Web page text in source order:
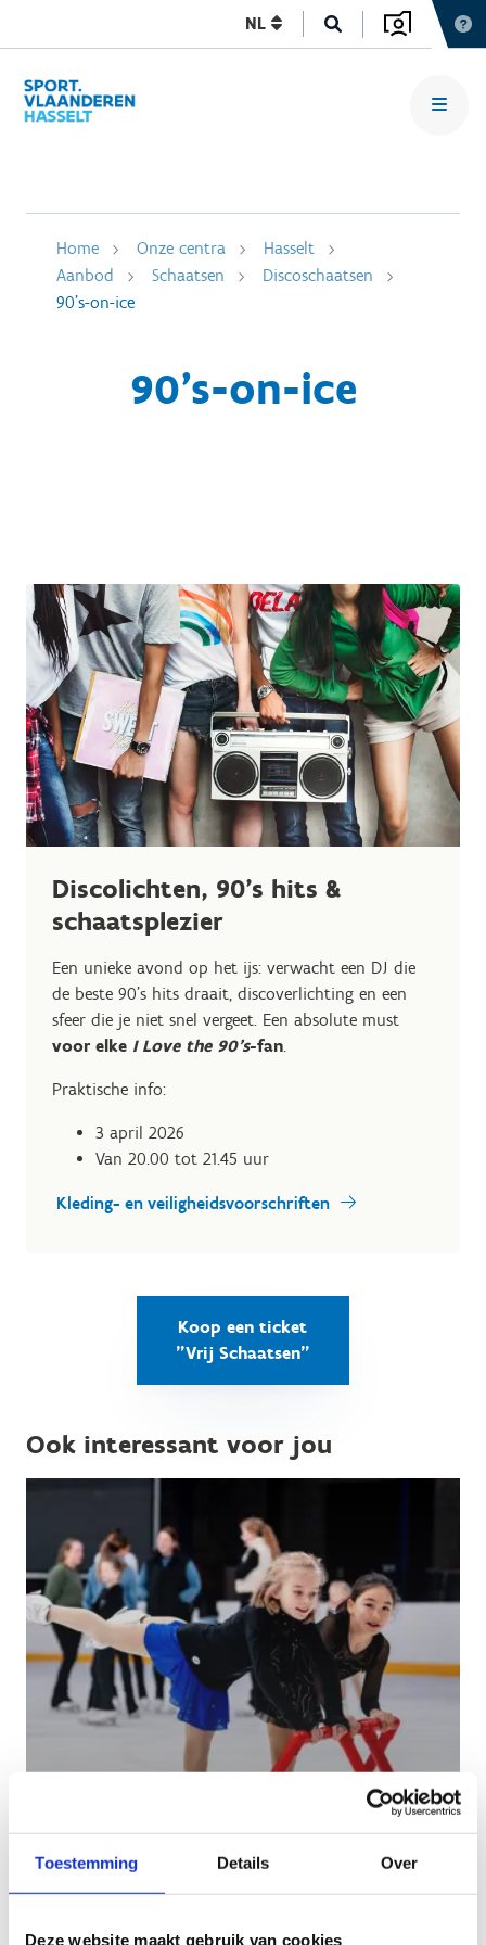
Toestemming Details Over
Deze website maakt gebruik van cookies
NL
Home Onze centra
Hasselt
Aanbod
Schaatsen
Discoschaatsen
90's-on-ice
90's-on-ice
Discolichten, 90’s hits &
schaatsplezier
Een unieke avond op het ijs: verwacht een DJ die
de beste 90’s hits draait, discoverlichting en een
sfeer die je niet snel vergeet. Een absolute must
voor elke I Love the 90’s-fan.
Praktische info:
3 april 2026
Van 20.00 tot 21.45 uur
Kleding- en veiligheidsvoorschriften
Koop een ticket
"Vrij Schaatsen"
Ook interessant voor jou
Vrij schaatsen